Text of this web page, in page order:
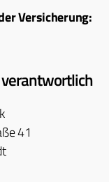
Ver­sicherung:
41